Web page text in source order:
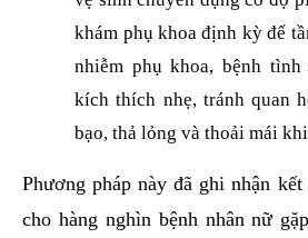
khám phụ khoa định kỳ để
nhiễm phụ khoa, bệnh
kích thích nhẹ, tránh quan
bạo, thả lỏng và thoải mái
Phương pháp này đã ghi nhận
cho hàng nghìn bệnh nhân nữ